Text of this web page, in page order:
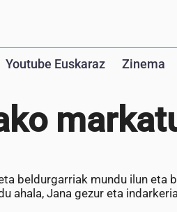
Youtube Euskaraz Zinema
beldurgarriak mundu ilun eta
ahala, Jana gezur eta